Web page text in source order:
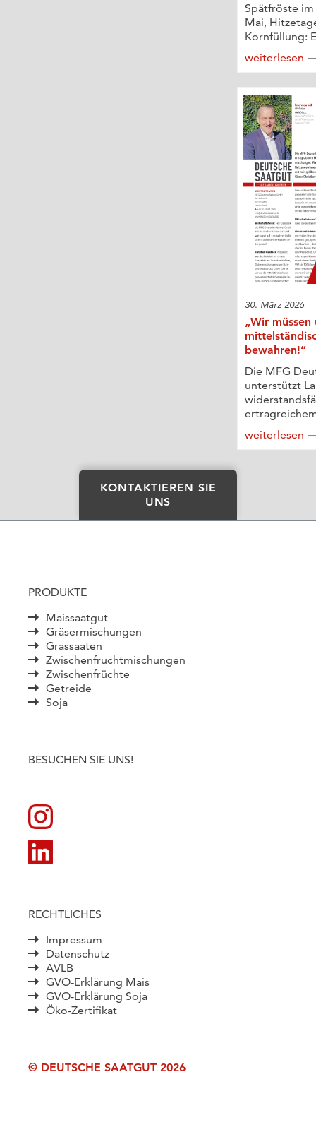
Spätfröste
Mai,
Kornfüllung:
weiterlesen
30. März 2026
„Wir müssen
bewahren!“
Die MFG
unterstützt
weiterlesen
KONTAKTIEREN SIE
UNS
PRODUKTE
Maissaatgut
Gräsermischungen
Grassaaten
Zwischenfruchtmischungen
Zwischenfrüchte
Getreide
Soja
BESUCHEN SIE UNS!
RECHTLICHES
Impressum
Datenschutz
AVLB
GVO-Erklärung Mais
GVO-Erklärung Soja
Öko-Zertifikat
© DEUTSCHE SAATGUT 2026